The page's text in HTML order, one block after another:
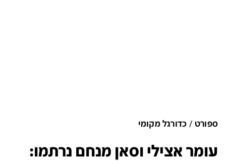
ספורט כדורגל מקומי
עומר אצילי וסאן מנחם נרתמו: